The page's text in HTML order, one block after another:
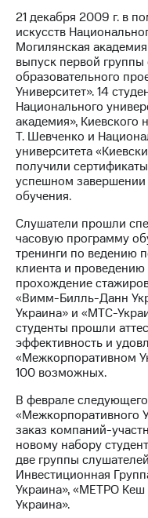
Интервью
Финансовая
отчетность
Контакты
Новости
в
регионе
и акционерам
управление
секретарь
Раскрытие
информации
Информация
акционерам
Документы
ПАО
"МТС"
Собрания
акционеров
Личный
кабинет
акционера
Акционерный
капитал
Контроль
21 декабря 2009 г. в
искусств
Могилянская
выпуск первой
образовательного
Университет». 14
Национального
академия», Киевского
Т. Шевченко и
университета
получили
успешном
обучения.
Слушатели прошли
часовую программу
тренинги по ведению
клиента и
прохождение
«Вимм-Билль-Данн
Украина» и «МТС-
студенты прошли
эффективность и
«Межкорпоративном
100 возможных.
В феврале
«Межкорпоративного
заказ компаний-
новому набору
две группы
Инвестиционная
Украина», «МЕТРО
Украина».